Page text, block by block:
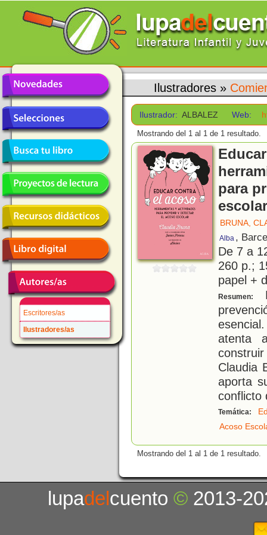
Escritores/as
Ilustradores/as
Ilustradores »
Ilustrador: ALBALEZ Web:
Mostrando del 1 al 1 de 1 resultado.
para
escolar
BRUNA,
Alba ,
De 7 a
260 p.;
papel +
Resumen:
atenta
Claudia
aporta
conflicto
Temática:
Acoso
Mostrando del 1 al 1 de 1 resultado.
lupadelcuento© 2013-